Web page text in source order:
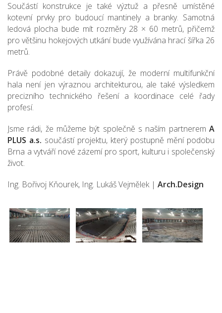
Součástí konstrukce je také výztuž a přesně umístěné
kotevní prvky pro budoucí mantinely a branky. Samotná
ledová plocha bude mít rozměry 28 × 60 metrů, přičemž
pro většinu hokejových utkání bude využívána hrací šířka 26
metrů.
Právě podobné detaily dokazují, že moderní multifunkční
hala není jen výraznou architekturou, ale také výsledkem
precizního technického řešení a koordinace celé řady
profesí.
Jsme rádi, že můžeme být společně s naším partnerem A
PLUS a.s. součástí projektu, který postupně mění podobu
Brna a vytváří nové zázemí pro sport, kulturu i společenský
život.
Ing. Bořivoj Kňourek, Ing. Lukáš Vejmělek | Arch.Design